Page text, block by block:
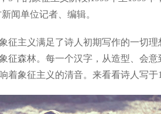
闻单位记者、编辑。
义满足了诗人初期写作的一切理
森林。每一个汉字，从造型、会
象征主义的清音。来看看诗人写于